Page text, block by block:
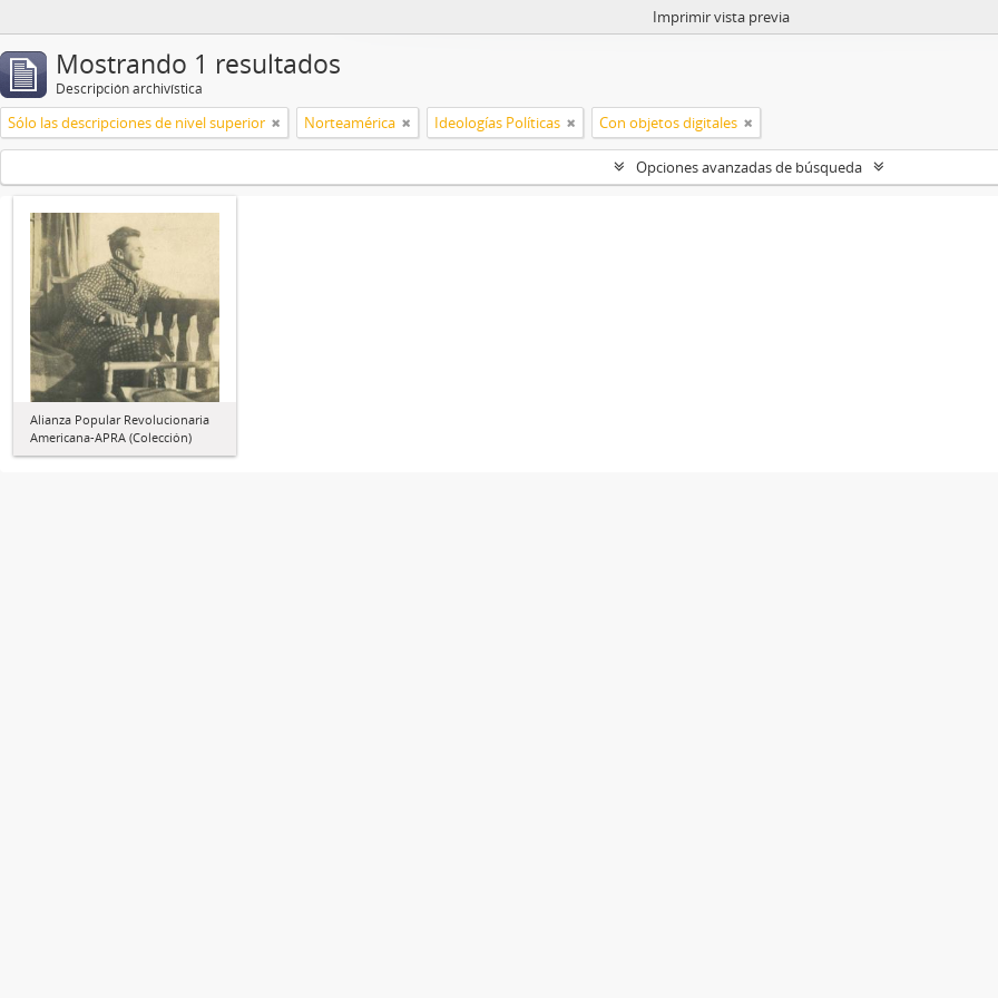
Imprimir vista previa
Mostrando 1 resultados
Descripción archivística
Sólo las descripciones de nivel superior Norteamérica Ideologías Políticas Con objetos digitales
Opciones avanzadas de búsqueda
Alianza Popular Revolucionaria
Americana-APRA (Colección)